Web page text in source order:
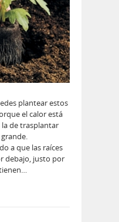
plantear estos
el calor está
la de trasplantar
a que las raíces
debajo, justo por